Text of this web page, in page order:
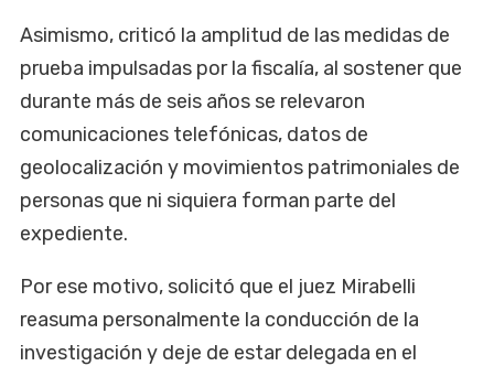
Asimismo, criticó la amplitud de las medidas de
prueba impulsadas por la fiscalía, al sostener que
durante más de seis años se relevaron
comunicaciones telefónicas, datos de
geolocalización y movimientos patrimoniales de
personas que ni siquiera forman parte del
expediente.
Por ese motivo, solicitó que el juez Mirabelli
reasuma personalmente la conducción de la
investigación y deje de estar delegada en el